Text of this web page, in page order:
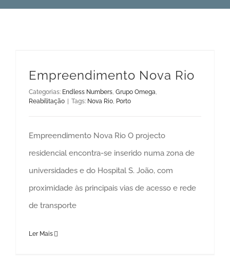
Empreendimento Nova Rio
Categorias: Endless Numbers, Grupo Omega,
Reabilitação
Tags: Nova Rio, Porto
Empreendimento Nova Rio O projecto
residencial encontra-se inserido numa zona de
universidades e do Hospital S. João, com
proximidade às principais vias de acesso e rede
de transporte
Ler Mais